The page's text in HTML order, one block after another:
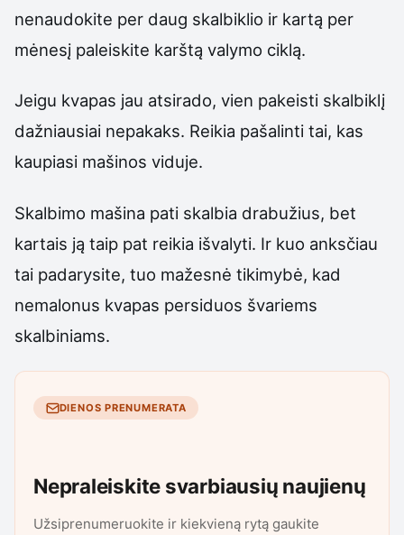
nenaudokite per daug skalbiklio ir kartą per
mėnesį paleiskite karštą valymo ciklą.
Jeigu kvapas jau atsirado, vien pakeisti skalbiklį
dažniausiai nepakaks. Reikia pašalinti tai, kas
kaupiasi mašinos viduje.
Skalbimo mašina pati skalbia drabužius, bet
kartais ją taip pat reikia išvalyti. Ir kuo anksčiau
tai padarysite, tuo mažesnė tikimybė, kad
nemalonus kvapas persiduos švariems
skalbiniams.
DIENOS PRENUMERATA
Nepraleiskite svarbiausių naujienų
Užsiprenumeruokite ir kiekvieną rytą gaukite